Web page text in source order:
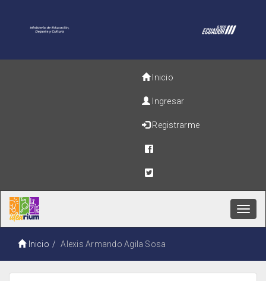
Inicio
Ingresar
Registrarme
Inicio Alexis Armando Agila Sosa